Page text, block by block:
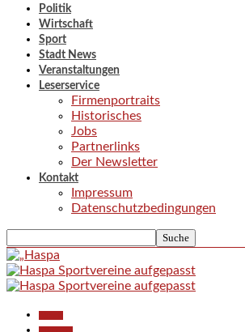
Politik
Wirtschaft
Sport
Stadt News
Veranstaltungen
Leserservice
Firmenportraits
Historisches
Jobs
Partnerlinks
Der Newsletter
Kontakt
Impressum
Datenschutzbedingungen